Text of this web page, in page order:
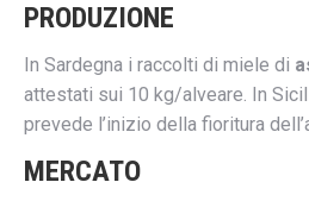
PRODUZIONE
In Sardegna i raccolti di miele di
attestati sui 10 kg/alveare. In
prevede l’inizio della fioritura
MERCATO